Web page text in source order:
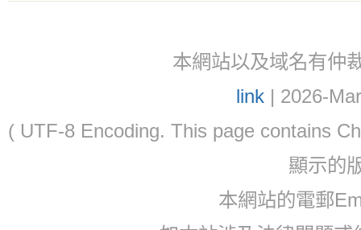
本網站以及域名有仲
link| 2026-
( UTF-8 Encoding. This page contains
顯示的
本網站的電郵